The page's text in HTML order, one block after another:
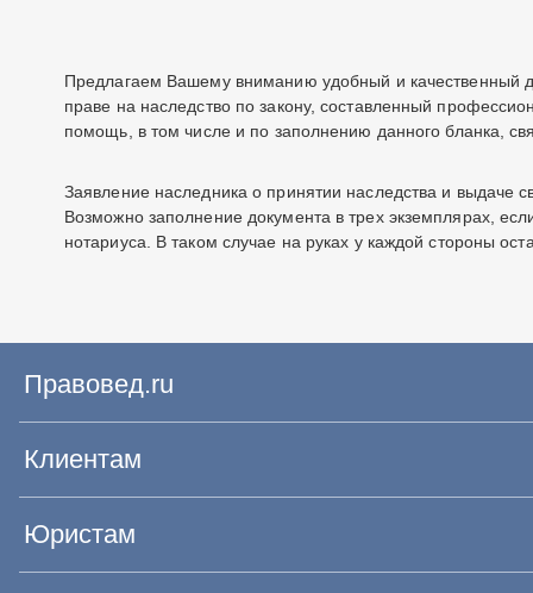
Предлагаем Вашему вниманию удобный и качественный
праве на наследство по закону, составленный
помощь, в том числе и по заполнению данного бланка,
Заявление наследника о принятии наследства и выдаче
Возможно заполнение документа в трех экземплярах,
нотариуса. В таком случае на руках у каждой стороны
Правовед.ru
Клиентам
Юристам